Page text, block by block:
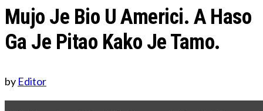
Mujo Je Bio U Americi. A Haso
Ga Je Pitao Kako Je Tamo.
by Editor